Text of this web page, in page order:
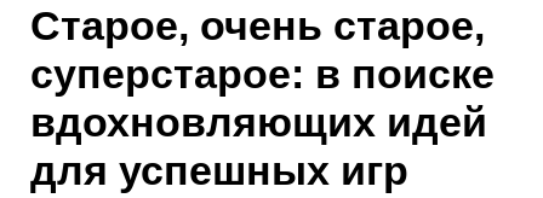
Старое, очень старое,
суперстарое: в поиске
вдохновляющих идей
для успешных игр